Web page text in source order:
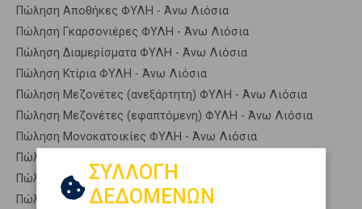
Πώληση Αποθήκες ΦΥΛΗ - Άνω Λιόσια
Πώληση Γκαρσονιέρες ΦΥΛΗ - Άνω Λιόσια
Πώληση Διαμερίσματα ΦΥΛΗ - Άνω Λιόσια
Πώληση Κτίρια ΦΥΛΗ - Άνω Λιόσια
Πώληση Μεζονέτες (ανεξάρτητη) ΦΥΛΗ - Άνω Λιόσια
Πώληση Μεζονέτες (εφαπτόμενη) ΦΥΛΗ - Άνω Λιόσια
Πώληση Μονοκατοικίες ΦΥΛΗ - Άνω Λιόσια
Πώληση Οικίες ΦΥΛΗ - Άνω Λιόσια
Πώληση Οροφοδιαμερίσματα ΦΥΛΗ - Άνω Λιόσια
Πώληση Οροφομεζονέτες ΦΥΛΗ - Άνω Λιόσια
ΣΥΛΛΟΓΗ
ΔΕΔΟΜΕΝΩΝ